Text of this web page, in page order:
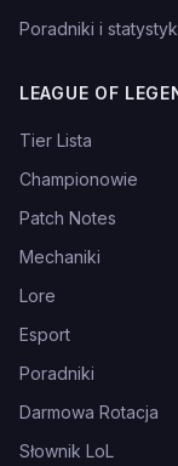
Poradniki i
LEAGUE OF
Tier Lista
Championowie
Patch Notes
Mechaniki
Lore
Esport
Poradniki
Darmowa Rotacja
Słownik LoL